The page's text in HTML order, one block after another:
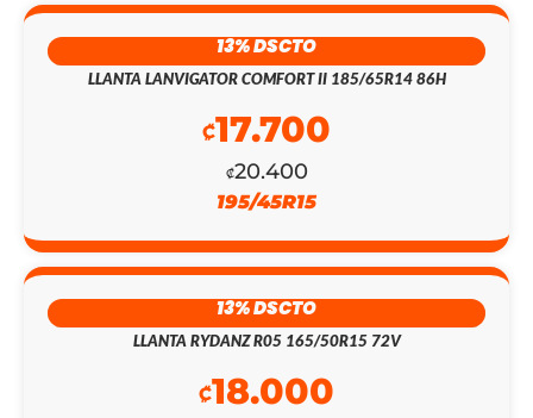
13% DSCTO
LLANTA LANVIGATOR COMFORT II 185/65R14 86H
₡20.400
₡17.700
195/45R15
13% DSCTO
LLANTA RYDANZ R05 165/50R15 72V
₡18.000
EL
PRECIO
EL
PRECIO